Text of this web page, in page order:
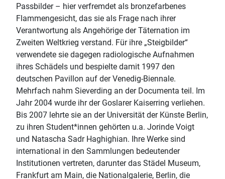
Passbilder – hier verfremdet als bronzefarbenes
Flammengesicht, das sie als Frage nach ihrer
Verantwortung als Angehörige der Täternation im
Zweiten Weltkrieg verstand. Für ihre „Steigbilder“
verwendete sie dagegen radiologische Aufnahmen
ihres Schädels und bespielte damit 1997 den
deutschen Pavillon auf der Venedig-Biennale.
Mehrfach nahm Sieverding an der Documenta teil. Im
Jahr 2004 wurde ihr der Goslarer Kaiserring verliehen.
Bis 2007 lehrte sie an der Universität der Künste Berlin,
zu ihren Student*innen gehörten u.a. Jorinde Voigt
und Natascha Sadr Haghighian. Ihre Werke sind
international in den Sammlungen bedeutender
Institutionen vertreten, darunter das Städel Museum,
Frankfurt am Main, die Nationalgalerie, Berlin, die